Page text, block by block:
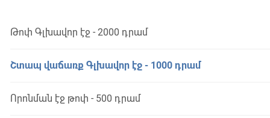
Թոփ Գլխավոր էջ - 2000 դրամ
Շտապ վաճառք Գլխավոր էջ - 1000 դրամ
Որոնման էջ թոփ - 500 դրամ